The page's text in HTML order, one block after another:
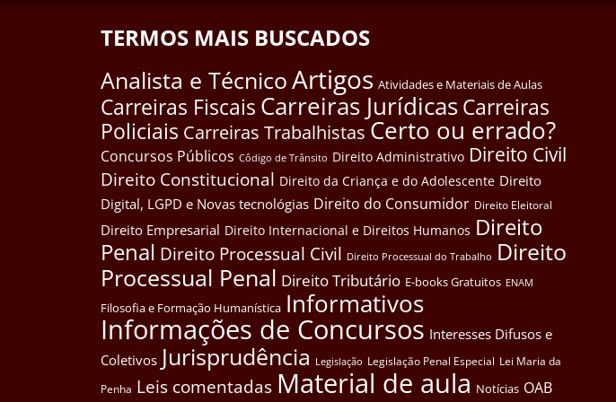
TERMOS MAIS BUSCADOS
Analista e TécnicoArtigos Atividades e Materiais de Aulas
Carreiras Fiscais Carreiras JurídicasCarreiras
Policiais Carreiras Trabalhistas Certo ou errado?
Concursos Públicos Côdigo de Trânsito Direito Administrativo Direito Civil
Direito Constitucional Direito da Criança e do Adolescente Direito
Digital, LGPD e Novas tecnológias Direito do Consumidor Direito Eleitoral
Direito Empresarial Direito Internacional e Direitos Humanos Direito
Penal Direito Processual Civil Direito Processual do Trabalho Direito
Processual Penal Direito Tributário E-books Gratuitos ENAM
Filosofia e Formação Humanística Informativos
Informações de Concursos Interesses Difusos e
Coletivos Jurisprudência Legislação Legislação Penal Especial Lei Maria da
Penha Leis comentadas Material de aula Notícias OAB